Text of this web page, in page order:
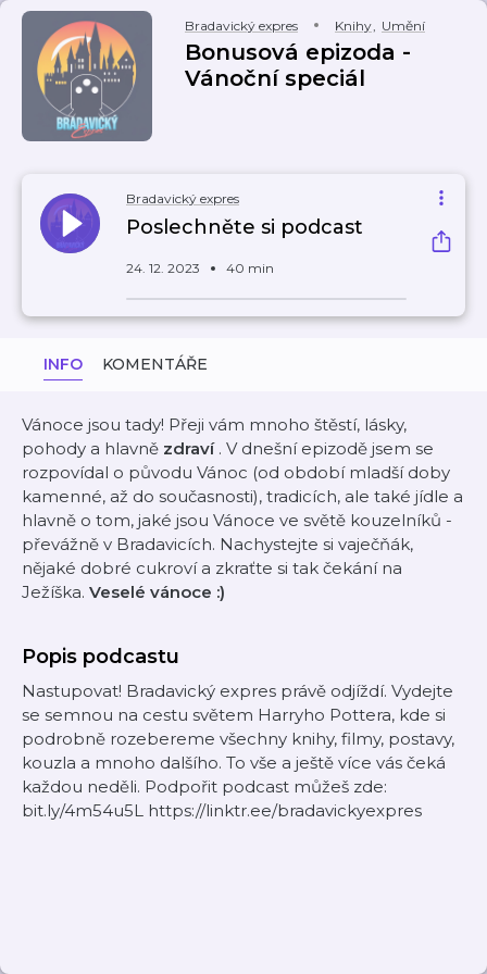
Bradavický expres Knihy, Umění
Bonusová epizoda -
Vánoční speciál
Bradavický expres
Poslechněte si podcast
24. 12. 2023 40 min
INFO KOMENTÁŘE
Vánoce jsou tady! Přeji vám mnoho štěstí, lásky,
pohody a hlavně zdraví . V dnešní epizodě jsem se
rozpovídal o původu Vánoc (od období mladší doby
kamenné, až do současnosti), tradicích, ale také jídle a
hlavně o tom, jaké jsou Vánoce ve světě kouzelníků -
převážně v Bradavicích. Nachystejte si vaječňák,
nějaké dobré cukroví a zkraťte si tak čekání na
Ježíška. Veselé vánoce :)
Popis podcastu
Nastupovat! Bradavický expres právě odjíždí. Vydejte
se semnou na cestu světem Harryho Pottera, kde si
podrobně rozebereme všechny knihy, filmy, postavy,
kouzla a mnoho dalšího. To vše a ještě více vás čeká
každou neděli. Podpořit podcast můžeš zde:
bit.ly/4m54u5L https://linktr.ee/bradavickyexpres